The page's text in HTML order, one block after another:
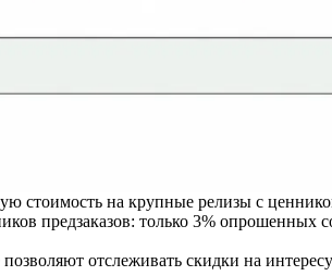
стоимость на крупные релизы с
предзаказов: только 3% опрошенных
отслеживать скидки на